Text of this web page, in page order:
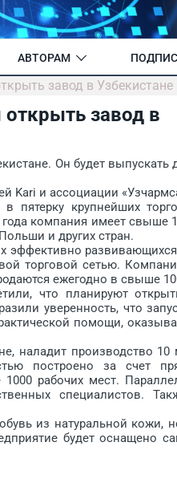
АВТОРАМ
завод в Узбекистане
завод в
Он будет выпускать
Kari и ассоциации
крупнейших
компания имеет свыше
и других стран.
развивающихся
торговой сетью.
ежегодно в свыше
что планируют
уверенность, что
помощи,
наладит производство 10
построено за счет
1000 рабочих мест.
специалистов.
из натуральной кожи,
будет оснащено